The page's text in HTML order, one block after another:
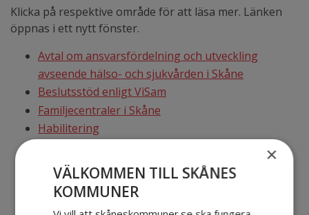
Klicka på respektive område för att läsa mer. Länken
öppnas i ett nytt fönster.
Avtal om ansvarsfördelning och utveckling
avseende hälso- och sjukvården i Skåne
Beslutsstöd enligt ViSam
Familjecentraler i Skåne
Habilitering
Rehabilitering
SIP och SVU
Skånegemensam digitalisering område hälsa
×
VÄLKOMMEN TILL SKÅNES
KOMMUNER